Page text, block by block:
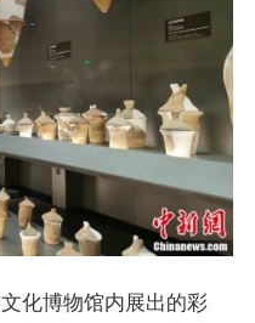
化博物馆内展出的彩